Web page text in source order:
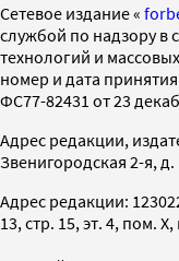
Cетевое издание «
службой по надзору
технологий и
номер и дата
ФС77-82431 от 23
Адрес редакции,
Звенигородская 2-я, д.
Адрес редакции:
13, стр. 15, эт. 4, пом. X,